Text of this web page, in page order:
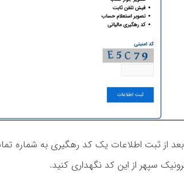
بعد از ثبت اطلاعات یک کد رهگیری به شماره
سپهر از این کد نگهداری کنید.